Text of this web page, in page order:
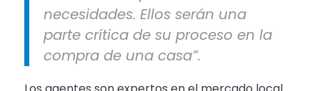
necesidades. Ellos serán una
parte crítica de su proceso en la
compra de una casa”.